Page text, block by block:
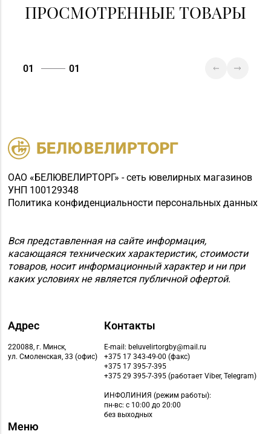
ПРОСМОТРЕННЫЕ ТОВАРЫ
01 01
ОАО «БЕЛЮВЕЛИРТОРГ» - сеть ювелирных магазинов
УНП 100129348
Политика конфиденциальности персональных данных
Вся представленная на сайте информация,
касающаяся технических характеристик, стоимости
товаров, носит информационный характер и ни при
каких условиях не является публичной офертой.
Адрес
220088, г. Минск,
ул. Смоленская, 33 (офис)
Контакты
E-mail: beluvelirtorgby@mail.ru
+375 17 343-49-00 (факс)
+375 17 395-7-395
+375 29 395-7-395 (работает Viber, Telegram)
ИНФОЛИНИЯ (режим работы):
пн-вс: с 10:00 до 20:00
без выходных
Меню